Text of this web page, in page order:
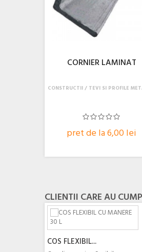
CORNIER LAMINAT
pret de la 6,00 lei
CONSTRUCTII TEVI SI PROFILE
CLIENTII CARE AU
COS FLEXIBIL...